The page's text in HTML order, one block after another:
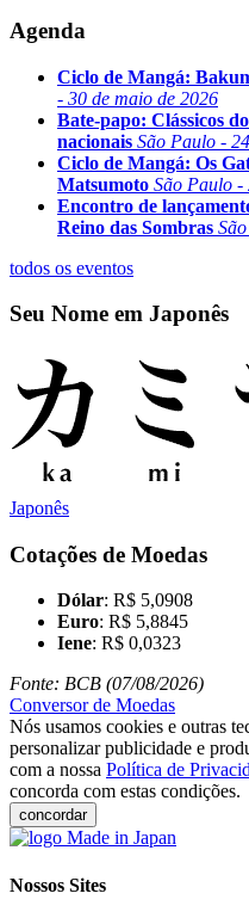
Agenda
Ciclo de Mangá:
- 30 de maio de 2026
Bate-papo: Clássicos
nacionais São Paulo -
Ciclo de Mangá: Os
Matsumoto São Paulo -
Encontro de
Reino das Sombras
todos os eventos
Seu Nome em Japonês
Japonês
Cotações de Moedas
Dólar: R$ 5,0908
Euro: R$ 5,8845
Iene: R$ 0,0323
Fonte: BCB (07/08/2026)
Conversor de Moedas
Nós usamos cookies e outras
personalizar publicidade e
com a nossa Política de
concorda com estas condições.
concordar
Nossos Sites